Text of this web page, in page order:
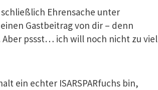
Ehrensache unter
Gastbeitrag von dir – denn
Aber pssst… ich will noch nicht zu viel
ein echter ISARSPARfuchs bin,